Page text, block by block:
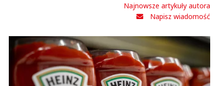
Najnowsze artykuły autora
Napisz wiadomość